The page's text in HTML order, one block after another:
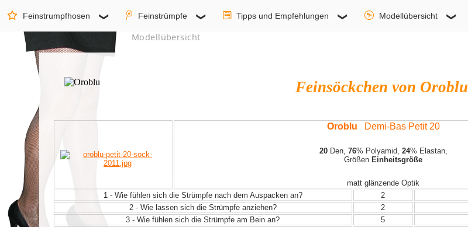
Feinstrumpfhosen Feinstrümpfe Tipps und Empfehlungen Modellübersicht
Modellübersicht
Feinsöckchen von Oroblu
Oroblu Demi-Bas Petit 20
20Den, 76% Polyamid, 24% Elastan,
Größen Einheitsgröße
matt glänzende Optik
1 - Wie fühlen sich die Strümpfe nach dem Auspacken an? 2
2 - Wie lassen sich die Strümpfe anziehen?
2
3 - Wie fühlen sich die Strümpfe am Bein an?
5